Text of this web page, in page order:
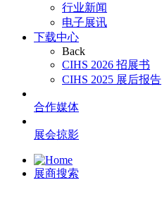
行业新闻
电子展讯
下载中心
Back
CIHS 2026 招展书
CIHS 2025 展后报告
合作媒体
展会掠影
展商搜索